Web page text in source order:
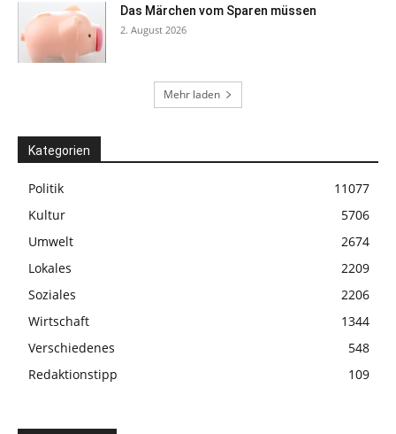
Das Märchen vom Sparen müssen
2. August 2026
Mehr laden
Kategorien
Politik
11077
Kultur
5706
Umwelt
2674
Lokales
2209
Soziales
2206
Wirtschaft
1344
Verschiedenes
548
Redaktionstipp
109